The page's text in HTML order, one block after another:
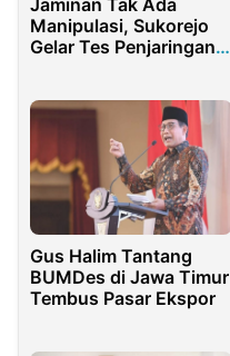
Manipulasi, Sukorejo
Gelar Tes Penjaringan
Gus Halim Tantang
BUMDes di Jawa Timur
Tembus Pasar Ekspor